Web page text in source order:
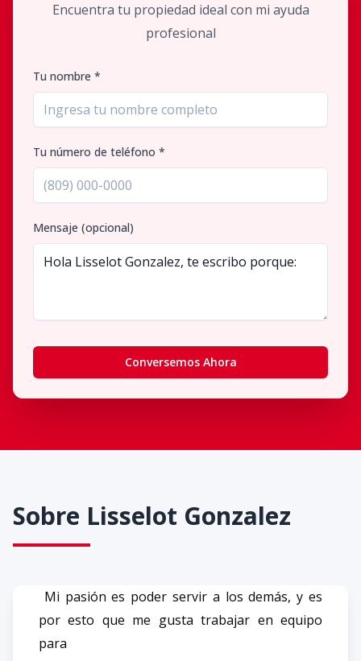
Encuentra tu propiedad ideal con mi ayuda
profesional
Tu nombre *
Tu número de teléfono *
Mensaje (opcional)
Conversemos Ahora
Sobre Lisselot Gonzalez
Mi pasión es poder servir a los demás, y es
por esto que me gusta trabajar en equipo
para